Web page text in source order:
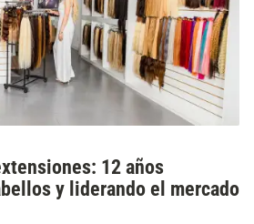
12 años
y liderando el mercado